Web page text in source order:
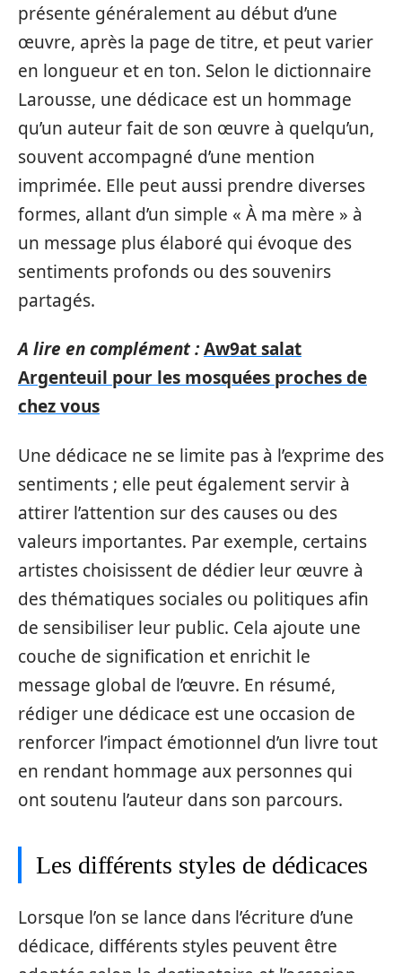
présente généralement au début d’une
œuvre, après la page de titre, et peut varier
en longueur et en ton. Selon le dictionnaire
Larousse, une dédicace est un hommage
qu’un auteur fait de son œuvre à quelqu’un,
souvent accompagné d’une mention
imprimée. Elle peut aussi prendre diverses
formes, allant d’un simple « À ma mère » à
un message plus élaboré qui évoque des
sentiments profonds ou des souvenirs
partagés.
A lire en complément :Aw9at salat
Argenteuil pour les mosquées proches de
chez vous
Une dédicace ne se limite pas à l’exprime des
sentiments ; elle peut également servir à
attirer l’attention sur des causes ou des
valeurs importantes. Par exemple, certains
artistes choisissent de dédier leur œuvre à
des thématiques sociales ou politiques afin
de sensibiliser leur public. Cela ajoute une
couche de signification et enrichit le
message global de l’œuvre. En résumé,
rédiger une dédicace est une occasion de
renforcer l’impact émotionnel d’un livre tout
en rendant hommage aux personnes qui
ont soutenu l’auteur dans son parcours.
Les différents styles de dédicaces
Lorsque l’on se lance dans l’écriture d’une
dédicace, différents styles peuvent être